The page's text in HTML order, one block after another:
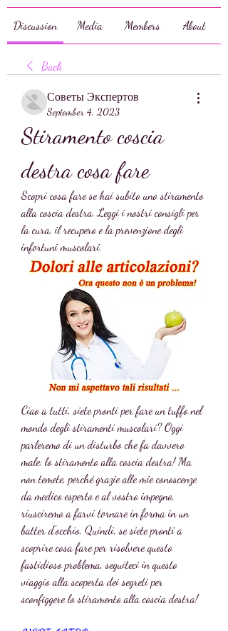
Discussion Media Members About
Back
Советы Экспертов
September 4, 2023
Stiramento coscia
destra cosa fare
Scopri cosa fare se hai subito uno stiramento
alla coscia destra. Leggi i nostri consigli per
la cura, il recupero e la prevenzione degli
infortuni muscolari.
Ciao a tutti, siete pronti per fare un tuffo nel
mondo degli stiramenti muscolari? Oggi
parleremo di un disturbo che fa davvero
male: lo stiramento alla coscia destra! Ma
non temete, perché grazie alle mie conoscenze
da medico esperto e al vostro impegno,
riusciremo a farvi tornare in forma in un
batter d'occhio. Quindi, se siete pronti a
scoprire cosa fare per risolvere questo
fastidioso problema, seguiteci in questo
viaggio alla scoperta dei segreti per
sconfiggere lo stiramento alla coscia destra!